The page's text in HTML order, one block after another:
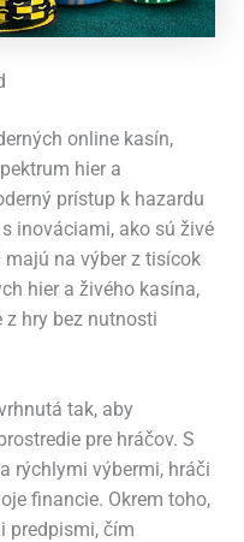
online kasín,
hier a
prístup k hazardu
inováciami, ako sú živé
na výber z tisícok
hier a živého kasína,
hry bez nutnosti
tak, aby
pre hráčov. S
rýchlymi výbermi, hráči
financie. Okrem toho,
predpismi, čím